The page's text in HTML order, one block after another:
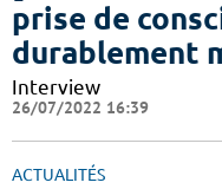
prise de
durablement
Interview
26/07/2022 16:39
ACTUALITÉS